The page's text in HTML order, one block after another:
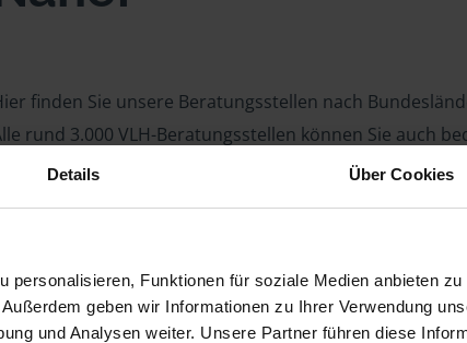
Details Über Cookies
personalisieren, Funktionen für soziale Medien anbieten zu
geben wir Informationen zu Ihrer Verwendung
und Analysen weiter. Unsere Partner führen diese
finden Sie unsere Beratungsstellen nach
rund 3.000 VLH-Beratungsstellen können Sie auch
Beratersuche
finden. Geben Sie dort in das Suchfeld
Bundesländer: